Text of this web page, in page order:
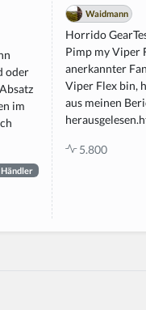
oder
im
Händler
Waidmann
Horrido
Pimp my Viper
anerkannter
Viper Flex bin,
aus meinen
5.800